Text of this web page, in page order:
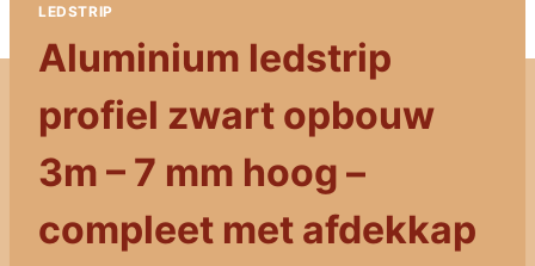
LEDSTRIP
Aluminium ledstrip
profiel zwart opbouw
3m – 7 mm hoog –
compleet met afdekkap